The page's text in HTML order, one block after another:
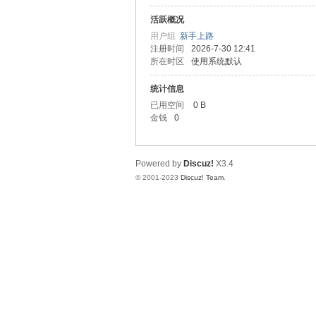
大
活跃概况
用户组 新手上路
注册时间
2026-7-30 12:41
所在时区
使用系统默认
统计信息
已用空间
0 B
金钱
0
Powered by Discuz! X3.4
© 2001-2023 Discuz! Team